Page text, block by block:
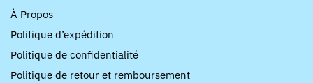
À Propos
Politique d’expédition
Politique de confidentialité
Politique de retour et remboursement